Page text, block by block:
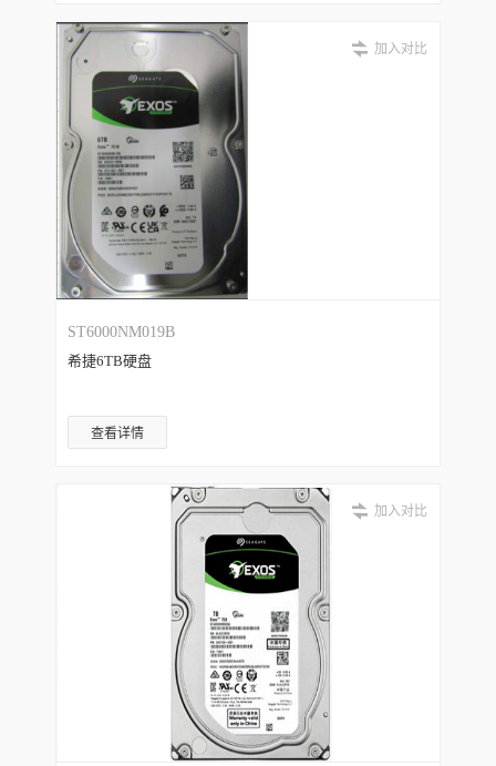
加入对比
ST6000NM019B
希捷6TB硬盘
查看详情
加入对比